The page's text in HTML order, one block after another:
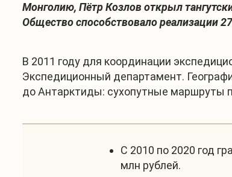
Монголию, Пётр Козлов открыл
Общество способствовало реализации
В 2011 году для координации
Экспедиционный департамент.
до Антарктиды: сухопутные маршруты
С 2010 по 2020 год
млн рублей.